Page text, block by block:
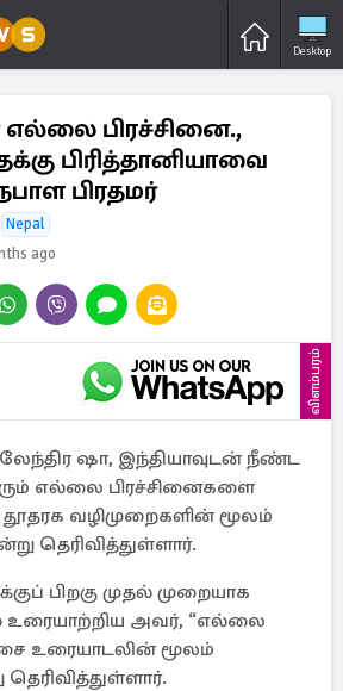
Desktop
எல்லை பிரச்சினை.,
பிரித்தானியாவை
பிரதமர்
Nepal
ago
விளம்பரம்
ஷா, இந்தியாவுடன் நீண்ட
எல்லை பிரச்சினைகளை
வழிமுறைகளின் மூலம்
தெரிவித்துள்ளார்.
பிறகு முதல் முறையாக
உரையாற்றிய அவர், “எல்லை
உரையாடலின் மூலம்
தெரிவித்துள்ளார்.